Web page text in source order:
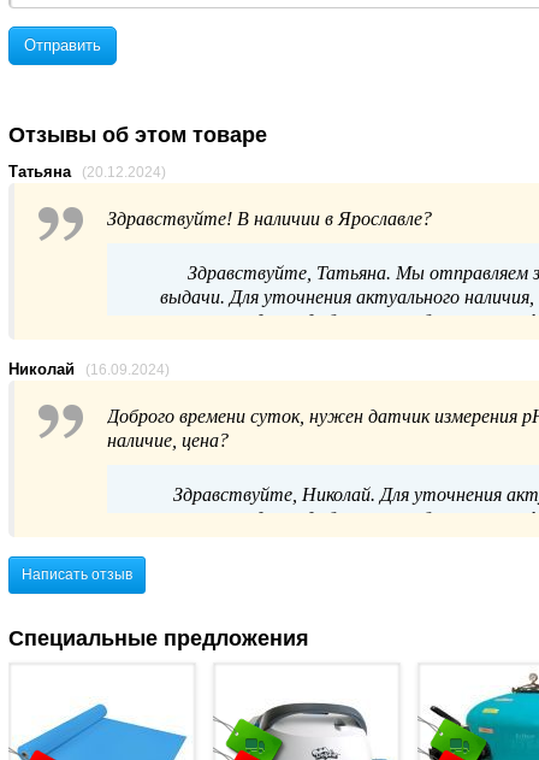
Отправить
Отзывы об этом товаре
Татьяна (20.12.2024)
Здравствуйте! В наличии в Ярославле?
Здравствуйте, Татьяна. Мы отправляем
выдачи. Для уточнения актуального
продаж удобным способом: по
Николай (16.09.2024)
Доброго времени суток, нужен датчик измерения
наличие, цена?
Здравствуйте, Николай. Для уточнения
продаж удобным способом: по
Написать отзыв
Специальные предложения